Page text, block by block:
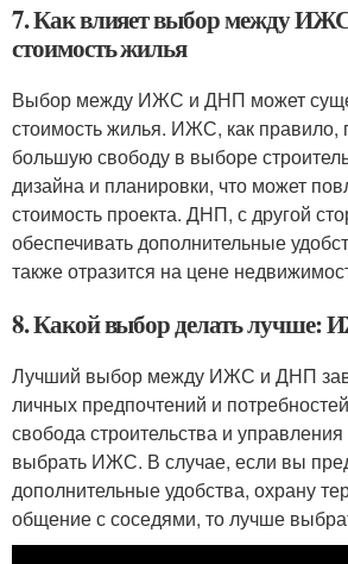
7. Как влияет выбор между
стоимость жилья
Выбор между ИЖС и ДНП может
стоимость жилья. ИЖС, как правило,
большую свободу в выборе
дизайна и планировки, что может
стоимость проекта. ДНП, с другой
обеспечивать дополнительные
также отразится на цене
8. Какой выбор делать
Лучший выбор между ИЖС и ДНП
личных предпочтений и
свобода строительства и управления
выбрать ИЖС. В случае, если вы
дополнительные удобства, охрану
общение с соседями, то лучше